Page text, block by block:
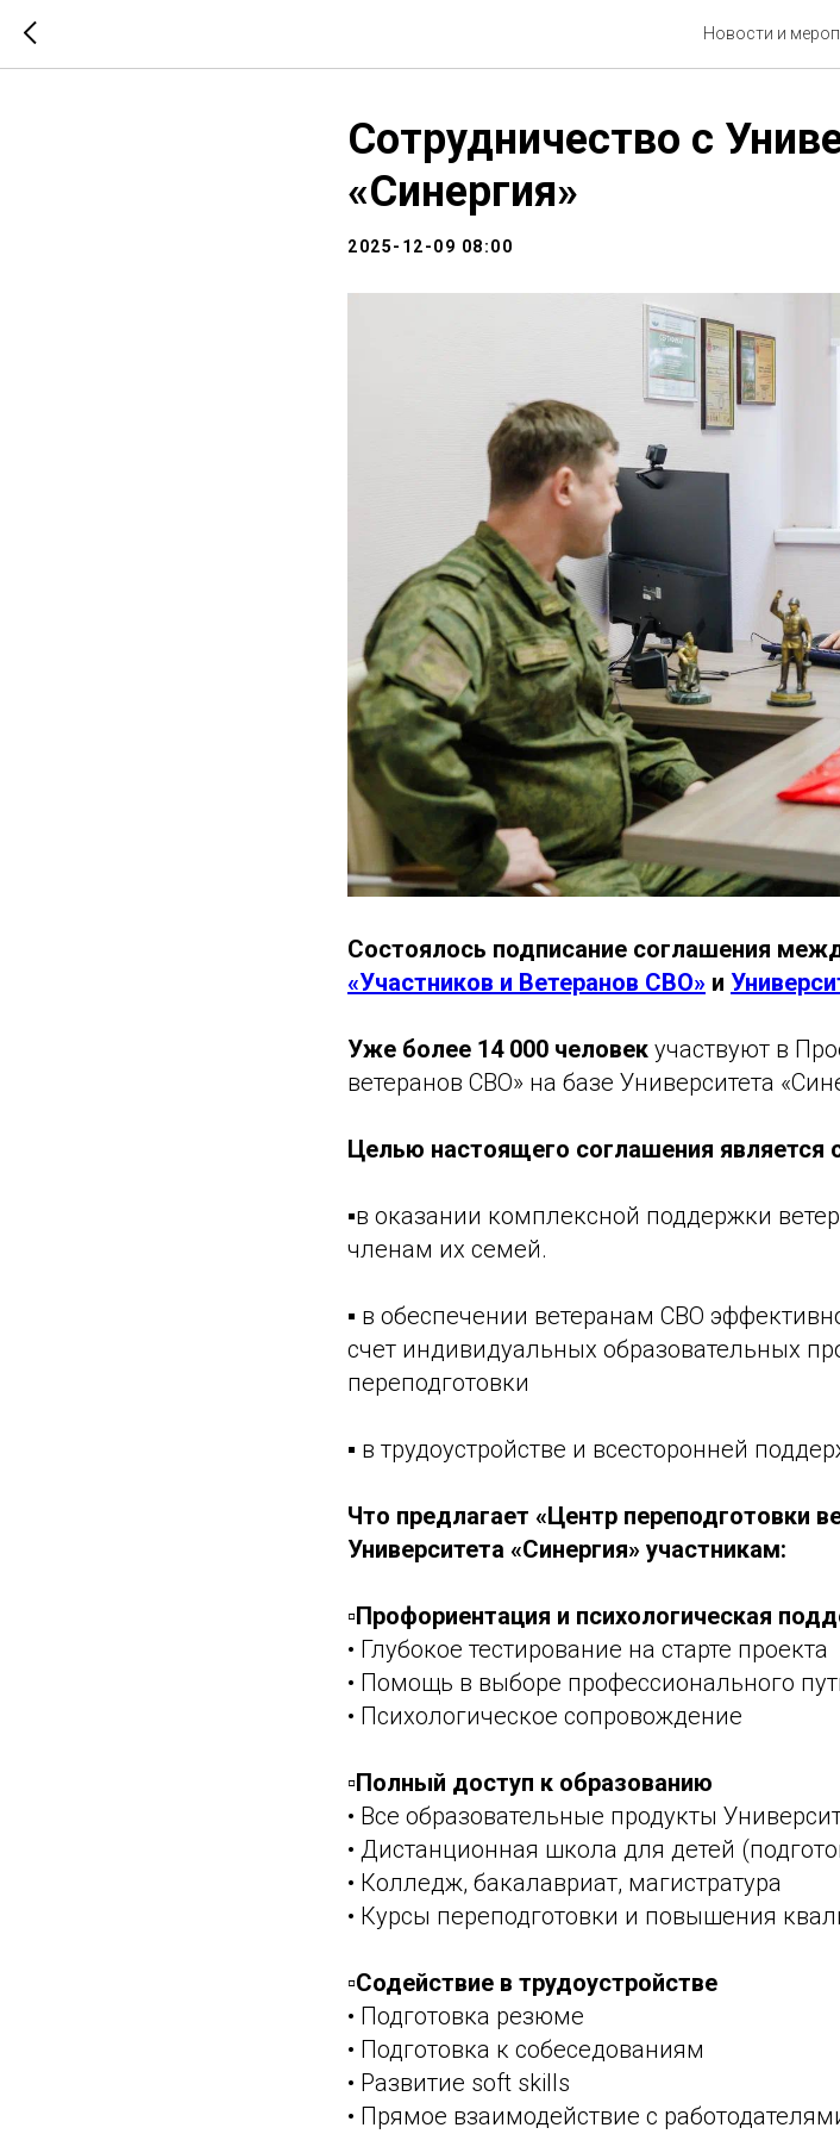
Новости и
Сотрудничество с
«Синергия»
2025-12-09 08:00
Состоялось подписание соглашения
«Участников и Ветеранов СВО» и
Уже более 14 000 человек участвуют в
ветеранов СВО» на базе Университета
Целью настоящего соглашения является
▪️в оказании комплексной поддержки
членам их семей.
▪️ в обеспечении ветеранам СВО
счет индивидуальных образовательных
переподготовки
▪️ в трудоустройстве и всесторонней
Что предлагает «Центр переподготовки
Университета «Синергия» участникам:
▫️Профориентация и психологическая
• Глубокое тестирование на старте проекта
• Помощь в выборе профессионального
• Психологическое сопровождение
▫️Полный доступ к образованию
• Все образовательные продукты
• Дистанционная школа для детей
• Колледж, бакалавриат, магистратура
• Курсы переподготовки и повышения
▫️Содействие в трудоустройстве
• Подготовка резюме
• Подготовка к собеседованиям
• Развитие soft skills
• Прямое взаимодействие с